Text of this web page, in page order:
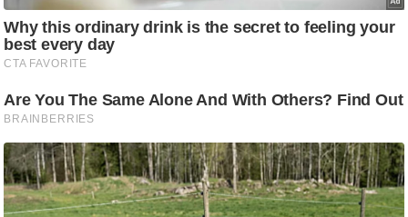
ट
न
स्थ
फि
ने
स
मं